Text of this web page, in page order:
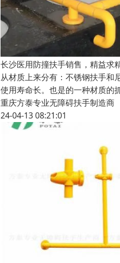
长沙医用防撞扶手销售，精益求
从材质上来分有：不锈钢扶手和
使用寿命长。也是的一种材质的
重庆方泰专业无障碍扶手制造商
24-04-13 08:21:01